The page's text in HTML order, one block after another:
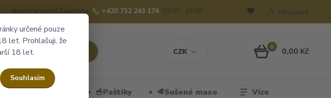
určené pouze
let. Prohlašuji, že
18 let.
Souhlasím
CZK
Přihlášení
Nevíte si rady? Zavolejte. +420 732 243 174 10:00 - 16:00
0 0,00 Kč
🥣Paštiky 🥩Sušené maso Více